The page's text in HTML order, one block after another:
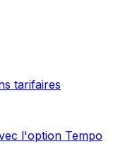
tarifaires
l'option Tempo